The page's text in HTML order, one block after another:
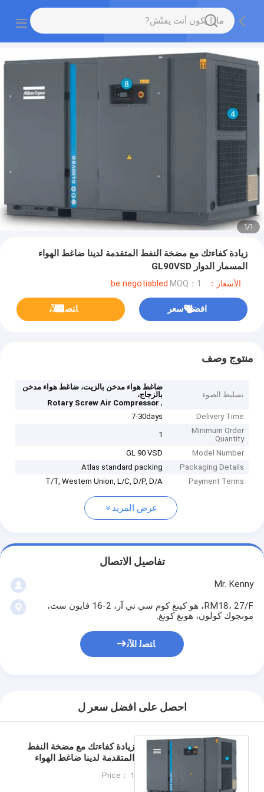
1
/
1
زيادة كفاءتك مع مضخة النفط المتقدمة لدينا ضاغط الهواء
المسمار الدوار GL90VSD
الأسعار：be negotiabled MOQ：1
افضل سعر ﺎﺘﺼﻟ ﺍﻶﻧ
منتوج وصف
تسليط الضوء
ضاغط هواء مدخن بالزيت، ضاغط هواء مدخن
بالزجاج،
,
Rotary Screw Air Compressor
Delivery Time
7-30days
Minimum Order
Quantity
1
Model Number
GL 90 VSD
Packaging Details
Atlas standard packing
Payment Terms
T/T, Western Union, L/C, D/P, D/A
عرض المزيد
تفاصيل الاتصال
Mr. Kenny
RM18، 27/F، هو كينغ كوم سي تي آر، 2-16 فايون ست،
مونجوك كولون، هونغ كونغ.
ﺎﺘﺼﻟ ﺍﻶﻧ
احصل على افضل سعر ل
زيادة كفاءتك مع مضخة النفط
المتقدمة لدينا ضاغط الهواء
Price： 1